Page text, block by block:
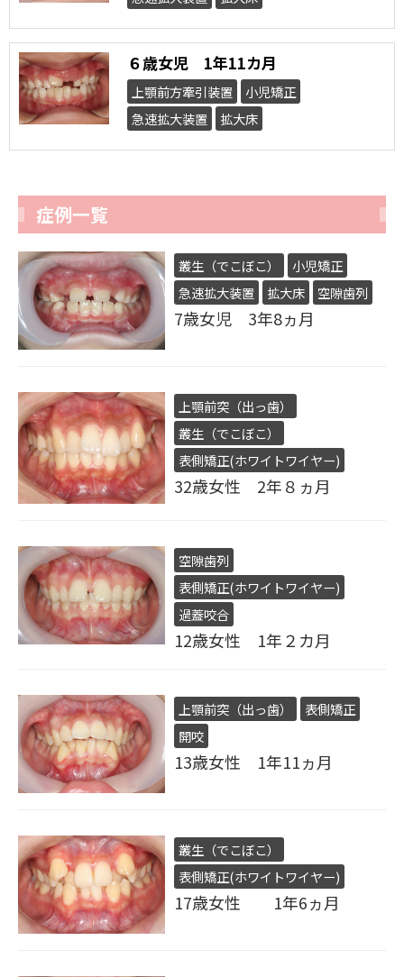
６歳女児 1年11カ月
上顎前方牽引装置
小児矯正
急速拡大装置
拡大床
症例一覧
叢生（でこぼこ）
小児矯正
急速拡大装置
拡大床 空隙歯列
7歳女児 3年8ヵ月
上顎前突（出っ歯）
叢生（でこぼこ）
表側矯正(ホワイトワイヤー)
32歳女性 2年８ヵ月
空隙歯列
表側矯正(ホワイトワイヤー)
過蓋咬合
12歳女性 1年２カ月
上顎前突（出っ歯）
表側矯正
開咬
13歳女性 1年11ヵ月
叢生（でこぼこ）
表側矯正(ホワイトワイヤー)
17歳女性 1年6ヵ月